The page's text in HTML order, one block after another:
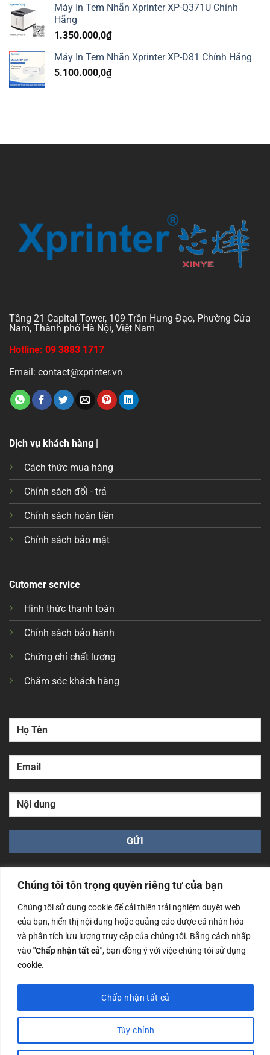
Chúng tôi tôn trọng quyền riêng tư của bạn
Chúng tôi sử dụng cookie để cải thiện trải nghiệm duyệt web
của bạn, hiển thị nội dung hoặc quảng cáo được cá nhân hóa
và phân tích lưu lượng truy cập của chúng tôi. Bằng cách nhấp
vào"Chấp nhận tất cả", bạn đồng ý với việc chúng tôi sử dụng
cookie.
Tùy chỉnh
Chấp nhận tất cả
Máy In Tem Nhãn Xprinter XP-Q371U Chính
Hãng
1.350.000,0₫
Máy In Tem Nhãn Xprinter XP-D81 Chính Hãng
5.100.000,0₫
Tầng 21 Capital Tower, 109 Trần Hưng Đạo, Phường Cửa
Nam, Thành phố Hà Nội, Việt Nam
Hotline: 09 3883 1717
Email: contact@xprinter.vn
Dịch vụ khách hàng |
Cách thức mua hàng
Chính sách đổi - trả
Chính sách hoàn tiền
Chính sách bảo mật
Cutomer service
Hình thức thanh toán
Chính sách bảo hành
Chứng chỉ chất lượng
Chăm sóc khách hàng
Công ty TNHH Nam Bình Xương - Số ĐKKD: 0108783483
cấp ngày 14/06/2019 bởi Sở Kế Hoạch và Đầu Tư Tp. Hà
Nội
Copyrights @2023 Nam Binh Xuong. All Rights Reserved